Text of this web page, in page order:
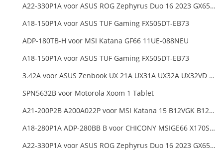
A22-330P1A voor ASUS ROG Zephyrus Duo 16 2023 GX650PY
A18-150P1A voor ASUS TUF Gaming FX505DT-EB73
ADP-180TB-H voor MSI Katana GF66 11UE-088NEU
A18-150P1A voor ASUS TUF Gaming FX505DT-EB73
3.42A voor ASUS Zenbook UX 21A UX31A UX32A UX32VD Series Ultrabook Models
SPN5632B voor Motorola Xoom 1 Tablet
A21-200P2B A200A022P voor MSI Katana 15 B12VGK B12VFK B12VEK
A18-280P1A ADP-280BB B voor CHICONY MSIGE66 X170SMG, MSI GE66 GE76
A22-330P1A voor ASUS ROG Zephyrus Duo 16 2023 GX650PY